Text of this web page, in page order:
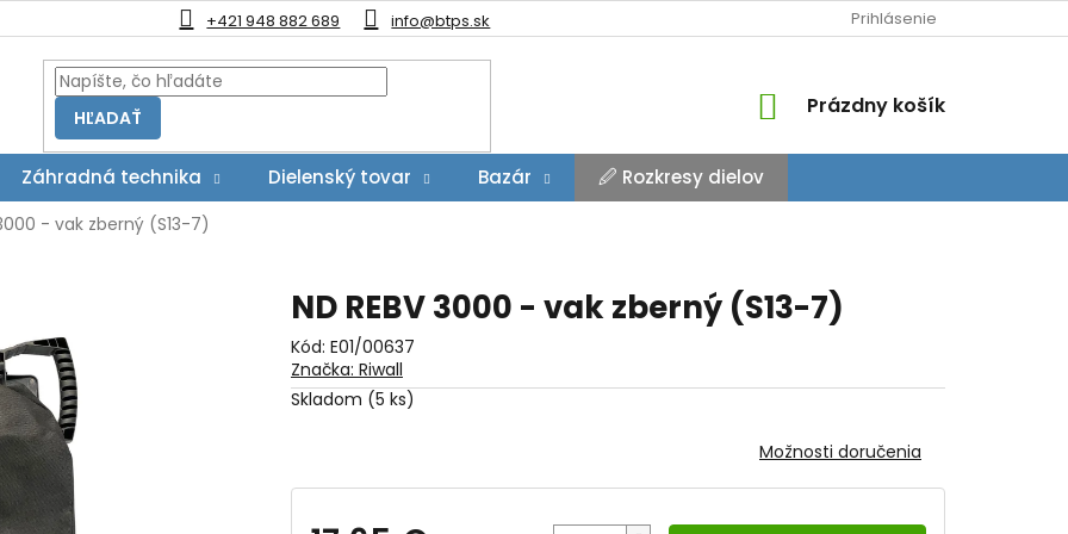
+421 948 882 689 info@btps.sk Prihlásenie
HĽADAŤ
NÁKUPNÝ
Prázdny košík
Záhradná technika Dielenský tovar Bazár 🖉 Rozkresy dielov
3000 - vak zberný (S13-7)
ND REBV 3000 - vak zberný (S13-7)
Kód: E01/00637
Skladom (5 ks)
Možnosti doručenia
Značka: Riwall